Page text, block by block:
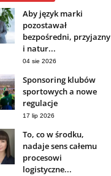
Aby język marki
pozostawał
bezpośredni, przyjazny
i natur...
04 sie 2026
Sponsoring klubów
sportowych a nowe
regulacje
17 lip 2026
To, co w środku,
nadaje sens całemu
procesowi
logistyczne...